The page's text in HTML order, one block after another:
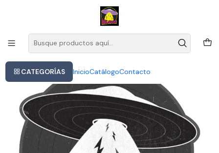
CATEGORÍAS InicioCatálogoContacto
Este es el texto del slide